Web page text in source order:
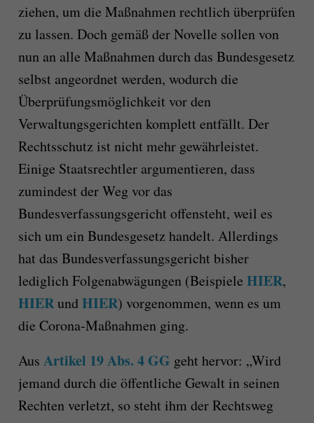
ziehen, um die Maßnahmen rechtlich überprüfen
zu lassen. Doch gemäß der Novelle sollen von
nun an alle Maßnahmen durch das Bundesgesetz
selbst angeordnet werden, wodurch die
Überprüfungsmöglichkeit vor den
Verwaltungsgerichten komplett entfällt. Der
Rechtsschutz ist nicht mehr gewährleistet.
Einige Staatsrechtler argumentieren, dass
zumindest der Weg vor das
Bundesverfassungsgericht offensteht, weil es
sich um ein Bundesgesetz handelt. Allerdings
hat das Bundesverfassungsgericht bisher
lediglich Folgenabwägungen (Beispiele HIER,
HIERundHIER) vorgenommen, wenn es um
die Corona-Maßnahmen ging.
Aus Artikel 19 Abs. 4 GG geht hervor: „Wird
jemand durch die öffentliche Gewalt in seinen
Rechten verletzt, so steht ihm der Rechtsweg